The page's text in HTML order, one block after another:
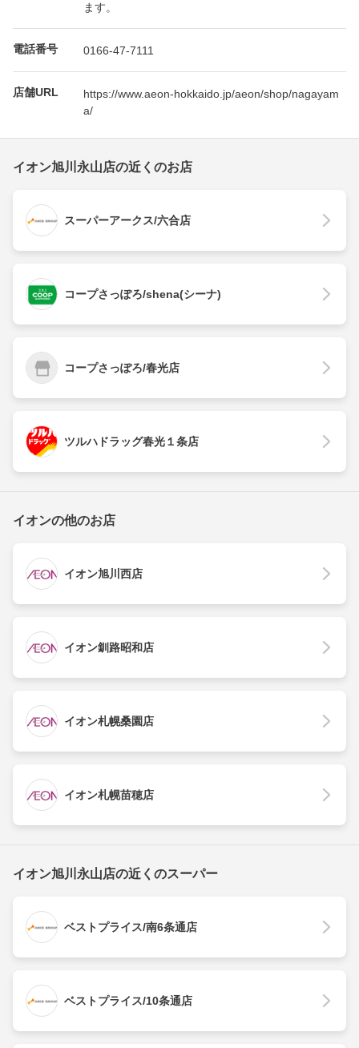
ます。
電話番号 0166-47-7111
店舗URL
https://www.aeon-hokkaido.jp/aeon/shop/nagayam
a/
イオン旭川永山店の近くのお店
スーパーアークス/六合店
コープさっぽろ/shena(シーナ)
コープさっぽろ/春光店
ツルハドラッグ春光１条店
イオンの他のお店
イオン旭川西店
イオン釧路昭和店
イオン札幌桑園店
イオン札幌苗穂店
イオン旭川永山店の近くのスーパー
ベストプライス/南6条通店
ベストプライス/10条通店